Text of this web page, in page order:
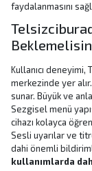
faydalanmasını
Kullanıcı
merkezinde yer
sunar. Büyük ve
Sezgisel menü
cihazı kolayca
Sesli uyarılar ve
dahi önemli
kullanımlarda